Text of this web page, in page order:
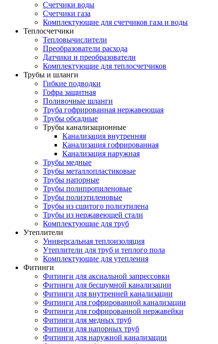
Счетчики воды
Счетчики газа
Комплектующие для счетчиков газа и воды
Теплосчетчики
Тепловычислители
Преобразователи расхода
Датчики и преобразователи
Комплектующие для теплосчетчиков
Трубы и шланги
Гибкие подводки
Гофра защитная
Поливочные шланги
Труба гофрированная нержавеющая
Трубы обсадные
Трубы канализационные
Канализация внутренняя
Канализация гофрированная
Канализация наружная
Трубы медные
Трубы металлопластиковые
Трубы напорные
Трубы полипропиленовые
Трубы полиэтиленовые
Трубы из сшитого полиэтилена
Трубы из нержавеющей стали
Комплектующие для труб
Утеплители
Универсальная теплоизоляция
Утеплители для труб и теплого пола
Комплектующие для утепления
Фитинги
Фитинги для аксиальной запрессовки
Фитинги для бесшумной канализации
Фитинги для внутренней канализации
Фитинги для гофрированной канализации
Фитинги для гофрированной нержавейки
Фитинги для медных труб
Фитинги для напорных труб
Фитинги для наружной канализации